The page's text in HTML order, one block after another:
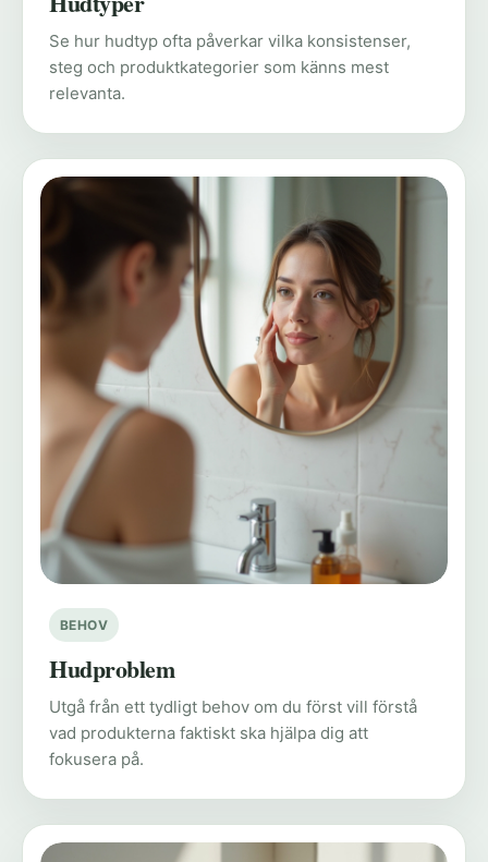
Se hur hudtyp ofta påverkar vilka konsistenser,
steg och produktkategorier som känns mest
relevanta.
BEHOV
Hudproblem
Utgå från ett tydligt behov om du först vill förstå
vad produkterna faktiskt ska hjälpa dig att
fokusera på.